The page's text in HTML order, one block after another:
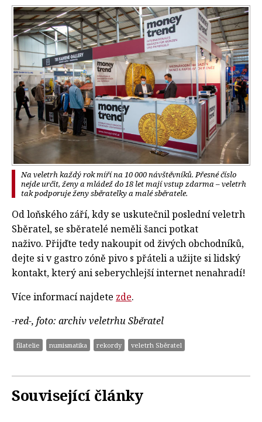
Na veletrh každý rok míří na 10 000 návštěvníků. Přesné číslo
nejde určit, ženy a mládež do 18 let mají vstup zdarma – veletrh
tak podporuje ženy sběratelky a malé sběratele.
Od loňského září, kdy se uskutečnil poslední veletrh
Sběratel, se sběratelé neměli šanci potkat
naživo. Přijďte tedy nakoupit od živých obchodníků,
dejte si v gastro zóně pivo s přáteli a užijte si lidský
kontakt, který ani seberychlejší internet nenahradí!
Více informací najdete zde.
-red-, foto: archiv veletrhu Sběratel
filatelie numismatika rekordy veletrh Sběratel
Související články